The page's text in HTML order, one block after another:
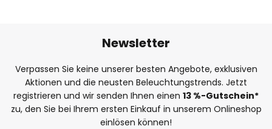
Newsletter
Verpassen Sie keine unserer besten Angebote, exklusiven
Aktionen und die neusten Beleuchtungstrends. Jetzt
registrieren und wir senden Ihnen einen 13 %-Gutschein*
zu, den Sie bei Ihrem ersten Einkauf in unserem Onlineshop
einlösen können!